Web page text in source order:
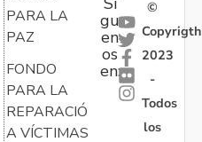
PARA LA
PAZ
FONDO
PARA LA
REPARACIÓN
A VÍCTIMAS
gu
en
os
en:
©
Copyrigth
2023
-
Todos
los